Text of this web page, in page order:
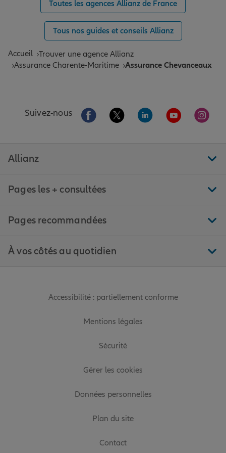
Toutes les agences Allianz de France
Tous nos guides et conseils Allianz
Accueil Trouver une agence Allianz
Assurance Charente-Maritime Assurance Chevanceaux
Suivez-nous Aller sur la page Facebook de Allianz
Aller sur la page Twitter de
Aller sur la page
Aller sur la
Aller
Allianz
Pages les + consultées
Pages recommandées
À vos côtés au quotidien
Accessibilité : partiellement conforme
Mentions légales
Sécurité
Gérer les cookies
Données personnelles
Plan du site
Contact